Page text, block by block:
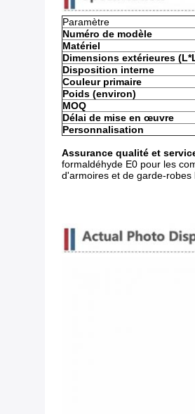
Paramètre
Numéro de modèle
Matériel
Dimensions extérieures
Disposition interne
Couleur primaire
Poids (environ)
MOQ
Délai de mise en œuvre
Personnalisation
Assurance qualité et
formaldéhyde E0 pour les
d'armoires et de garde-